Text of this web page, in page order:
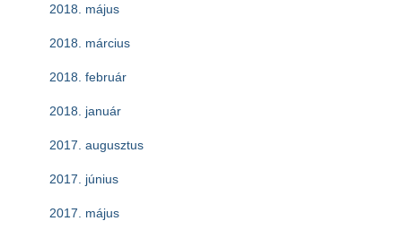
2018. május
2018. március
2018. február
2018. január
2017. augusztus
2017. június
2017. május